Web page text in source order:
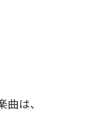
曲は、